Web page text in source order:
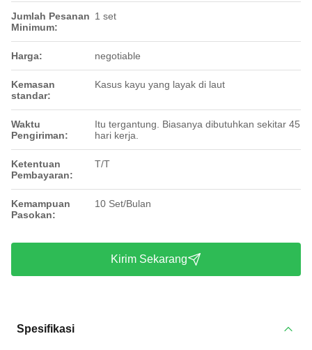
Jumlah Pesanan
Minimum:
1 set
Harga: negotiable
Kemasan
standar:
Kasus kayu yang layak di laut
Waktu
Pengiriman:
Itu tergantung. Biasanya dibutuhkan sekitar 45
hari kerja.
Ketentuan
Pembayaran:
T/T
Kemampuan
Pasokan:
10 Set/Bulan
Kirim Sekarang
Spesifikasi